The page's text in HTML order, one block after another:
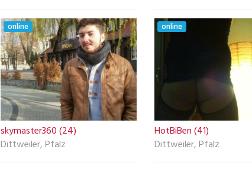
online
skymaster360 (24)
Dittweiler, Pfalz
online
HotBiBen (41)
Dittweiler, Pfalz